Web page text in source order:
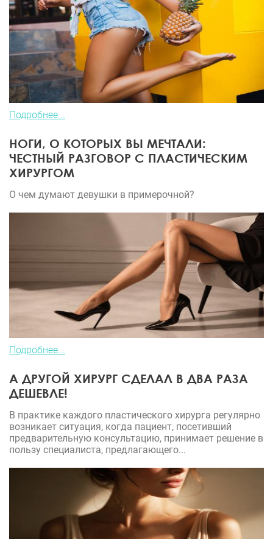
Подробнее...
НОГИ, О КОТОРЫХ ВЫ МЕЧТАЛИ:
ЧЕСТНЫЙ РАЗГОВОР С ПЛАСТИЧЕСКИМ
ХИРУРГОМ
О чем думают девушки в примерочной?
Подробнее...
А ДРУГОЙ ХИРУРГ СДЕЛАЛ В ДВА РАЗА
ДЕШЕВЛЕ!
В практике каждого пластического хирурга регулярно
возникает ситуация, когда пациент, посетивший
предварительную консультацию, принимает решение в
пользу специалиста, предлагающего...